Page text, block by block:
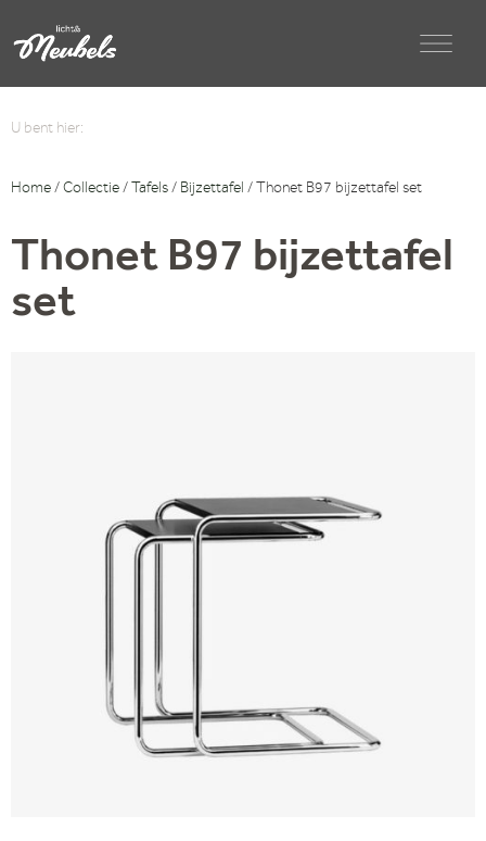
U bent hier:
Home / Collectie / Tafels / Bijzettafel / Thonet B97 bijzettafel set
Thonet B97 bijzettafel
set